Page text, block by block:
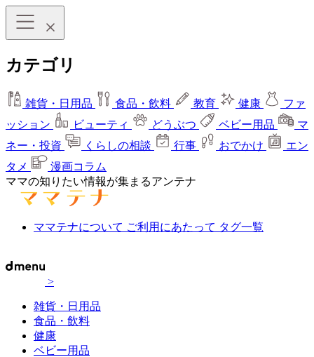
カテゴリ
雑貨・日用品 食品・飲料 教育 健康
ファ
ッション
ビューティ どうぶつ ベビー用品
マ
ネー・投資
くらしの相談 行事 おでかけ
エン
タメ
漫画コラム
ママの知りたい情報が集まるアンテナ
ママテナについて ご利用にあたって タグ一覧
>
雑貨・日用品
食品・飲料
健康
ベビー用品